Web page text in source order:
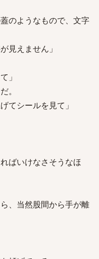
のようなもので、文字
見えません」
」
。
てシールを見て」
ばいけなさそうなほ
、当然股間から手が離